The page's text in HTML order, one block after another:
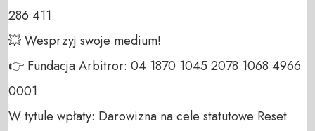
286 411
💥 Wesprzyj swoje medium!
👉 Fundacja Arbitror: 04 1870 1045 2078 1068 4966
0001
W tytule wpłaty: Darowizna na cele statutowe Reset